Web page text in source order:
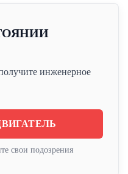
инженерное
свои подозрения